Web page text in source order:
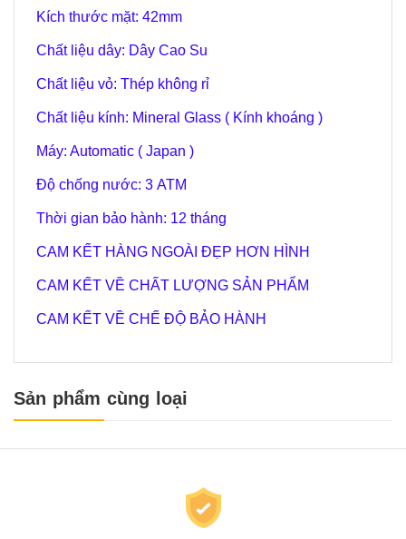
Kích thước mặt: 42mm
Chất liệu dây: Dây Cao Su
Chất liệu vỏ: Thép không rỉ
Chất liệu kính: Mineral Glass ( Kính khoáng )
Máy: Automatic ( Japan )
Độ chống nước: 3 ATM
Thời gian bảo hành: 12 tháng
CAM KẾT HÀNG NGOÀI ĐẸP HƠN HÌNH
CAM KẾT VỀ CHẤT LƯỢNG SẢN PHẨM
CAM KẾT VỀ CHẾ ĐỘ BẢO HÀNH
Sản phẩm cùng loại